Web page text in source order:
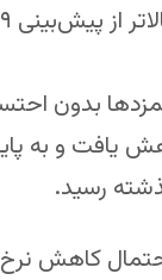
بدون
۴.۶٪ کاهش یافت
رسید.
احتمال کاهش